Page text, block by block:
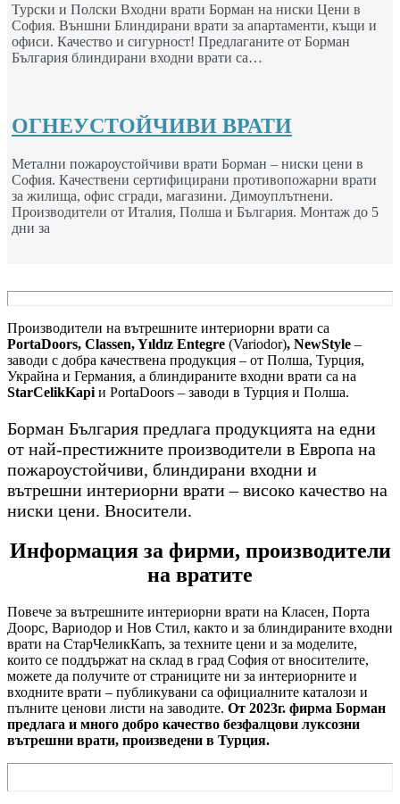
Турски и Полски Входни врати Борман на ниски Цени в
София. Външни Блиндирани врати за апартаменти, къщи и
офиси. Качество и сигурност! Предлаганите от Борман
България блиндирани входни врати са…
ОГНЕУСТОЙЧИВИ ВРАТИ
Метални пожароустойчиви врати Борман – ниски цени в
София. Качествени сертифицирани противопожарни врати
за жилища, офис сгради, магазини. Димоуплътнени.
Производители от Италия, Полша и България. Монтаж до 5
дни за
Производители на вътрешните интериорни врати са
PortaDoors, Classen, Yıldız Entegre (Variodor), NewStyle –
заводи с добра качествена продукция – от Полша, Турция,
Украйна и Германия, а блиндираните входни врати са на
StarCelikKapi и PortaDoors – заводи в Турция и Полша.
Борман България предлага продукцията на едни
от най-престижните производители в Европа на
пожароустойчиви, блиндирани входни и
вътрешни интериорни врати – високо качество на
ниски цени. Вносители.
Информация за фирми, производители
на вратите
Повече за вътрешните интериорни врати на Класен, Порта
Доорс, Вариодор и Нов Стил, както и за блиндираните входни
врати на СтарЧеликКапъ, за техните цени и за моделите,
които се поддържат на склад в град София от вносителите,
можете да получите от страниците ни за интериорните и
входните врати – публикувани са официалните каталози и
пълните ценови листи на заводите. От 2023г. фирма Борман
предлага и много добро качество безфалцови луксозни
вътрешни врати, произведени в Турция.